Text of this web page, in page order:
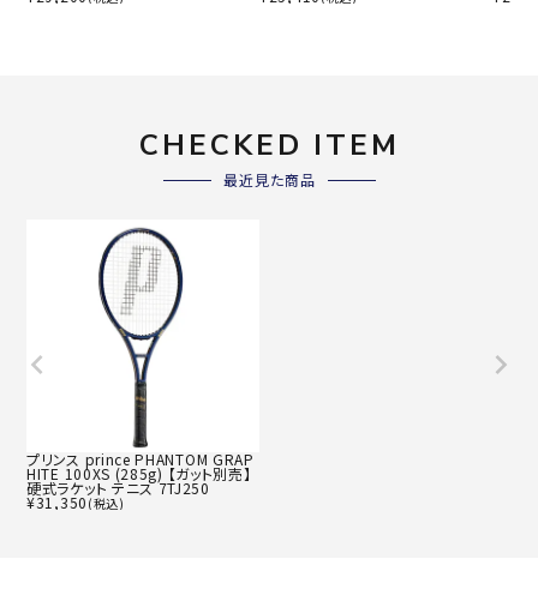
CHECKED ITEM
最近見た商品
プリンス prince PHANTOM GRAP
HITE 100XS (285g) 【ガット別売】
硬式ラケット テニス 7TJ250
¥31,350(税込)